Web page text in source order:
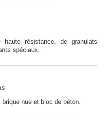
résistance, de granulats
spéciaux.
nue et bloc de béton.